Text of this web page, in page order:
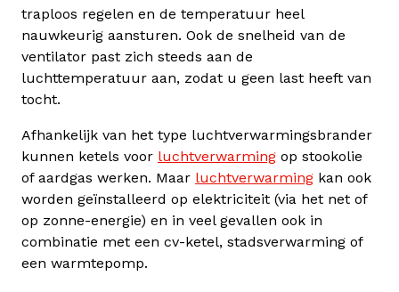
traploos regelen en de temperatuur heel
nauwkeurig aansturen. Ook de snelheid van de
ventilator past zich steeds aan de
luchttemperatuur aan, zodat u geen last heeft van
tocht.
Afhankelijk van het type luchtverwarmingsbrander
kunnen ketels voor luchtverwarming op stookolie
of aardgas werken. Maar luchtverwarming kan ook
worden geïnstalleerd op elektriciteit (via het net of
op zonne-energie) en in veel gevallen ook in
combinatie met een cv-ketel, stadsverwarming of
een warmtepomp.